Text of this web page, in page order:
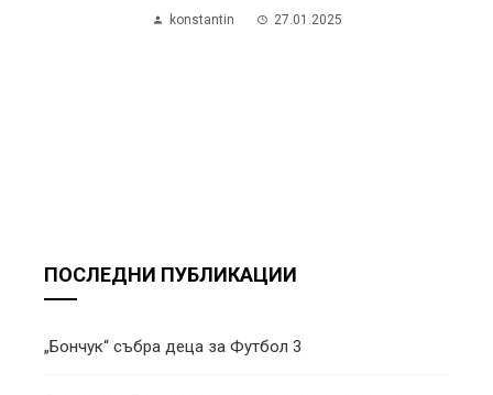
konstantin 27.01.2025
ПОСЛЕДНИ ПУБЛИКАЦИИ
„Бончук“ събра деца за Футбол 3